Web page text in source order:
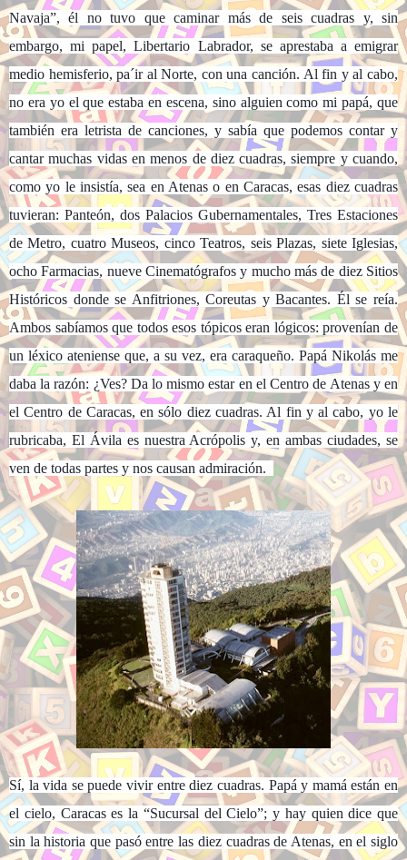
Navaja”, él no tuvo que caminar más de seis cuadras y, sin
embargo, mi papel, Libertario Labrador, se aprestaba a emigrar
medio hemisferio, pa´ir al Norte, con una canción. Al fin y al cabo,
no era yo el que estaba en escena, sino alguien como mi papá, que
también era letrista de canciones, y sabía que podemos contar y
cantar muchas vidas en menos de diez cuadras, siempre y cuando,
como yo le insistía, sea en Atenas o en Caracas, esas diez cuadras
tuvieran: Panteón, dos Palacios Gubernamentales, Tres Estaciones
de Metro, cuatro Museos, cinco Teatros, seis Plazas, siete Iglesias,
ocho Farmacias, nueve Cinematógrafos y mucho más de diez Sitios
Históricos donde se Anfitriones, Coreutas y Bacantes. Él se reía.
Ambos sabíamos que todos esos tópicos eran lógicos: provenían de
un léxico ateniense que, a su vez, era caraqueño. Papá Nikolás me
daba la razón: ¿Ves? Da lo mismo estar en el Centro de Atenas y en
el Centro de Caracas, en sólo diez cuadras. Al fin y al cabo, yo le
rubricaba, El Ávila es nuestra Acrópolis y, en ambas ciudades, se
ven de todas partes y nos causan admiración.
Sí, la vida se puede vivir entre diez cuadras. Papá y mamá están en
el cielo, Caracas es la “Sucursal del Cielo”; y hay quien dice que
sin la historia que pasó entre las diez cuadras de Atenas, en el siglo